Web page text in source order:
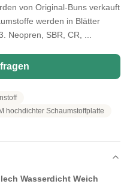
von Original-Buns verkauft
werden in Blätter
Neopren, SBR, CR, ...
hochdichter Schaumstoffplatte
Wasserdicht Weich